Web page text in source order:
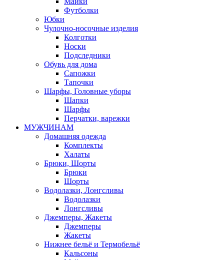
Футболки
Юбки
Чулочно-носочные изделия
Колготки
Носки
Подследники
Обувь для дома
Сапожки
Тапочки
Шарфы, Головные уборы
Шапки
Шарфы
Перчатки, варежки
МУЖЧИНАМ
Домашняя одежда
Комплекты
Халаты
Брюки, Шорты
Брюки
Шорты
Водолазки, Лонгсливы
Водолазки
Лонгсливы
Джемперы, Жакеты
Джемперы
Жакеты
Нижнее бельё и Термобельё
Кальсоны